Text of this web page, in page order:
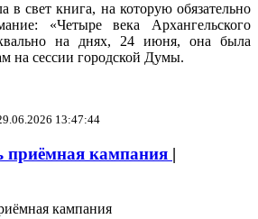
в свет книга, на которую обязательно
«Четыре века Архангельского
на днях, 24 июня, она была
на сессии городской Думы.
13:47:44
кампания |